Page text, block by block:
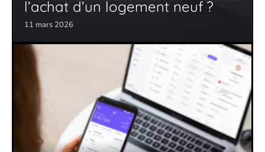
l’achat d’un logement neuf ?
11 mars 2026